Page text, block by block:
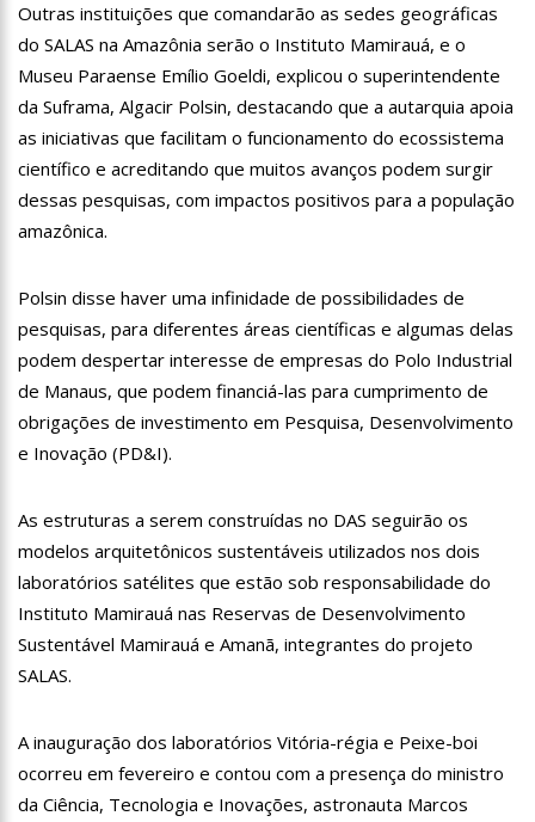
Pesquisa aponta que tecnologia pode ajudar na melhoria da
qualidade das escolas no Amazonas
20:07 Amazonino pretende transforma o estado em um canteiro de
obras para combater desemprego? fome e miséria
19:46 Viviane Lima é aposta do MDB para ser deputada federal do
Amazonas
20:23
Prefeitura abre credenciamento de prestadores de serviços
para o Manausmed
00:59 Pré-Candidata a Deputada Federal, Viviane Lima(MDB)
10:06 Populares expulsam equipe da Amazonas Energia que
tentava instalar novos medidores em Manaus
08:46
Bolsonaro vai retornar a Manaus na segunda quinzena de
Junho, afirma Menezes
PRÉ-CANDIDATURA – ‘Vamos mostrar nossa força’, diz Arthur
ao ser ovacionado em festa popular
14:41 Mais de 50 unidades de saúde da Prefeitura ofertam vacina
13:57 Moradores celebram pagamento de indenizações do Anel
Enem só em 2022, tem 3,3 milhões de inscrições confirmadas
no Brasil
11:32 Engenheiro é o segundo brasileiro a viajar ao espaço, confira
agora:
11:07
neste domingo em Manaus
15:24 Wilson Lima concede a 6.705 famílias o direito de uso da terra
em 11 Unidades de Conservação Estaduais
Outras instituições que comandarão as sedes geográficas
do SALAS na Amazônia serão o Instituto Mamirauá, e o
Museu Paraense Emílio Goeldi, explicou o superintendente
da Suframa, Algacir Polsin, destacando que a autarquia apoia
as iniciativas que facilitam o funcionamento do ecossistema
científico e acreditando que muitos avanços podem surgir
dessas pesquisas, com impactos positivos para a população
amazônica.
Polsin disse haver uma infinidade de possibilidades de
pesquisas, para diferentes áreas científicas e algumas delas
podem despertar interesse de empresas do Polo Industrial
de Manaus, que podem financiá-las para cumprimento de
obrigações de investimento em Pesquisa, Desenvolvimento
e Inovação (PD&I).
As estruturas a serem construídas no DAS seguirão os
modelos arquitetônicos sustentáveis utilizados nos dois
laboratórios satélites que estão sob responsabilidade do
Instituto Mamirauá nas Reservas de Desenvolvimento
Sustentável Mamirauá e Amanã, integrantes do projeto
SALAS.
A inauguração dos laboratórios Vitória-régia e Peixe-boi
ocorreu em fevereiro e contou com a presença do ministro
da Ciência, Tecnologia e Inovações, astronauta Marcos